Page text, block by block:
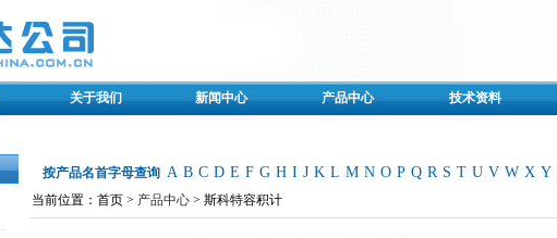
关于我们 新闻中心 产品中心 技术资料
按产品名首字母查询 A B C D E F G H I J K L M N O P Q R S T U V W X Y
当前位置：首页 > 产品中心 > 斯科特容积计